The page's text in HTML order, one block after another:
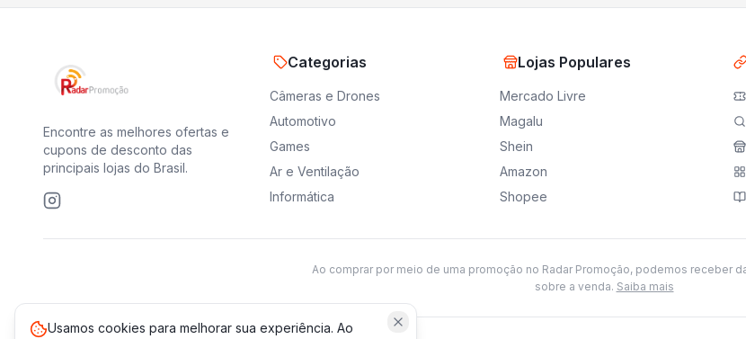
Encontre as melhores ofertas e
cupons de desconto das
principais lojas do Brasil.
Categorias
Câmeras e Drones
Automotivo
Games
Ar e Ventilação
Informática
Lojas Populares
Mercado Livre
Magalu
Shein
Amazon
Shopee
Ao comprar por meio de uma promoção no Radar Promoção, podemos receber
sobre a venda. Saiba mais
Usamos cookies para melhorar sua experiência. Ao